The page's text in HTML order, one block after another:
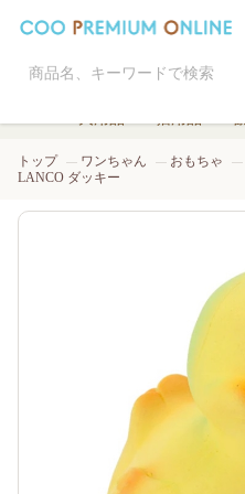
トップ ワンちゃん おもちゃ
LANCO ダッキー